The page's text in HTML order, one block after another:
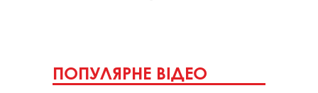
ПОПУЛЯРНЕ ВІДЕО